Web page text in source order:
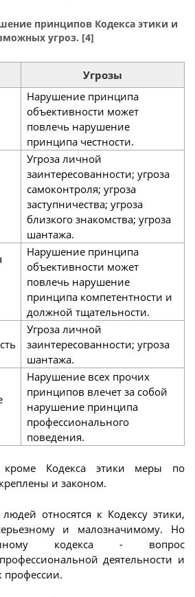
принципов Кодекса этики и
угроз. [4]
Угрозы
Нарушение принципа
объективности может
повлечь нарушение
принципа честности.
Угроза личной
заинтересованности; угроза
самоконтроля; угроза
заступничества; угроза
близкого знакомства; угроза
шантажа.
Нарушение принципа
объективности может
повлечь нарушение
принципа компетентности и
должной тщательности.
Угроза личной
заинтересованности; угроза
шантажа.
Нарушение всех прочих
принципов влечет за собой
нарушение принципа
профессионального
поведения.
Кодекса этики меры по
и законом.
относятся к Кодексу этики,
и малозначимому. Но
кодекса - вопрос
деятельности и
профессии.